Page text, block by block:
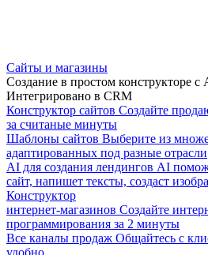
Сайты и магазины
Создание в простом конструкторе
Интегрировано в CRM
Конструктор сайтов Создайте
за считаные минуты
Шаблоны сайтов Выберите из
адаптированных под разные отрасли
AI для создания лендингов AI
сайт, напишет тексты, создаст
Конструктор
интернет-магазинов Создайте
программирования за 2 минуты
Все каналы продаж Общайтесь с